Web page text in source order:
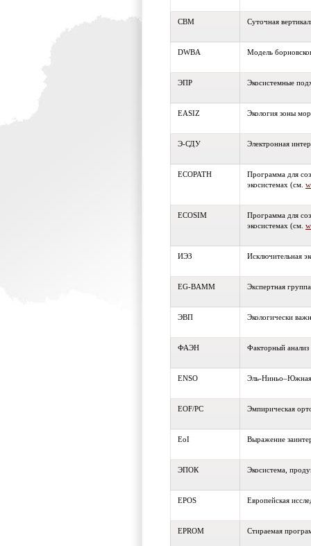
СВМ Суточная
DWBA Модель
ЭПР Экосистемные
EASIZ Экология зоны
Э-СДУ Электронная
ECOPATH
Программа для
экосистемах (см.
ECOSIM
Программа для
экосистемах (см.
ИЭЗ Исключительная
EG-BAMM Экспертная
ЭВП Экологически
ФАЭН Факторный анализ
ENSO Эль-Ниньо–Южная
EOF/PC Эмпирическая
EoI Выражение
ЭПОК Экосистема,
EPOS Европейская
EPROM Стираемая